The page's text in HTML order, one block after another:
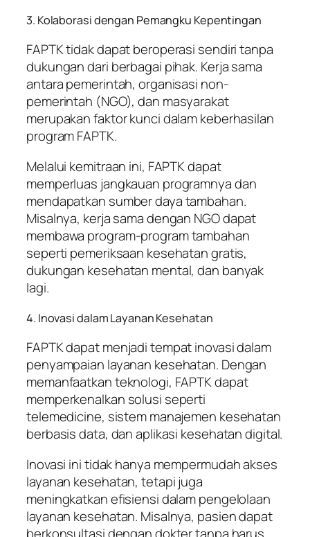
3. Kolaborasi dengan Pemangku Kepentingan
FAPTK tidak dapat beroperasi sendiri tanpa
dukungan dari berbagai pihak. Kerja sama
antara pemerintah, organisasi non-
pemerintah (NGO), dan masyarakat
merupakan faktor kunci dalam keberhasilan
program FAPTK.
Melalui kemitraan ini, FAPTK dapat
memperluas jangkauan programnya dan
mendapatkan sumber daya tambahan.
Misalnya, kerja sama dengan NGO dapat
membawa program-program tambahan
seperti pemeriksaan kesehatan gratis,
dukungan kesehatan mental, dan banyak
lagi.
4. Inovasi dalam Layanan Kesehatan
FAPTK dapat menjadi tempat inovasi dalam
penyampaian layanan kesehatan. Dengan
memanfaatkan teknologi, FAPTK dapat
memperkenalkan solusi seperti
telemedicine, sistem manajemen kesehatan
berbasis data, dan aplikasi kesehatan digital.
Inovasi ini tidak hanya mempermudah akses
layanan kesehatan, tetapi juga
meningkatkan efisiensi dalam pengelolaan
layanan kesehatan. Misalnya, pasien dapat
berkonsultasi dengan dokter tanpa harus